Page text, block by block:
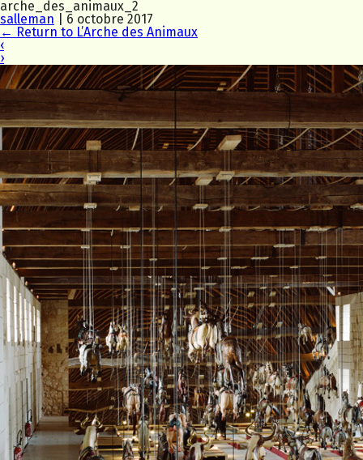
arche_des_animaux_2
salleman
6 octobre 2017
← Return to L’Arche des Animaux
‹
›